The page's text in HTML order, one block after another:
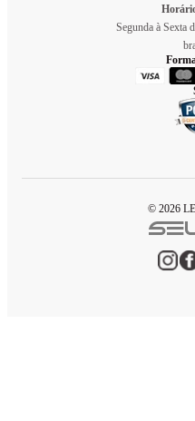
Segunda à Sexta
© 2026